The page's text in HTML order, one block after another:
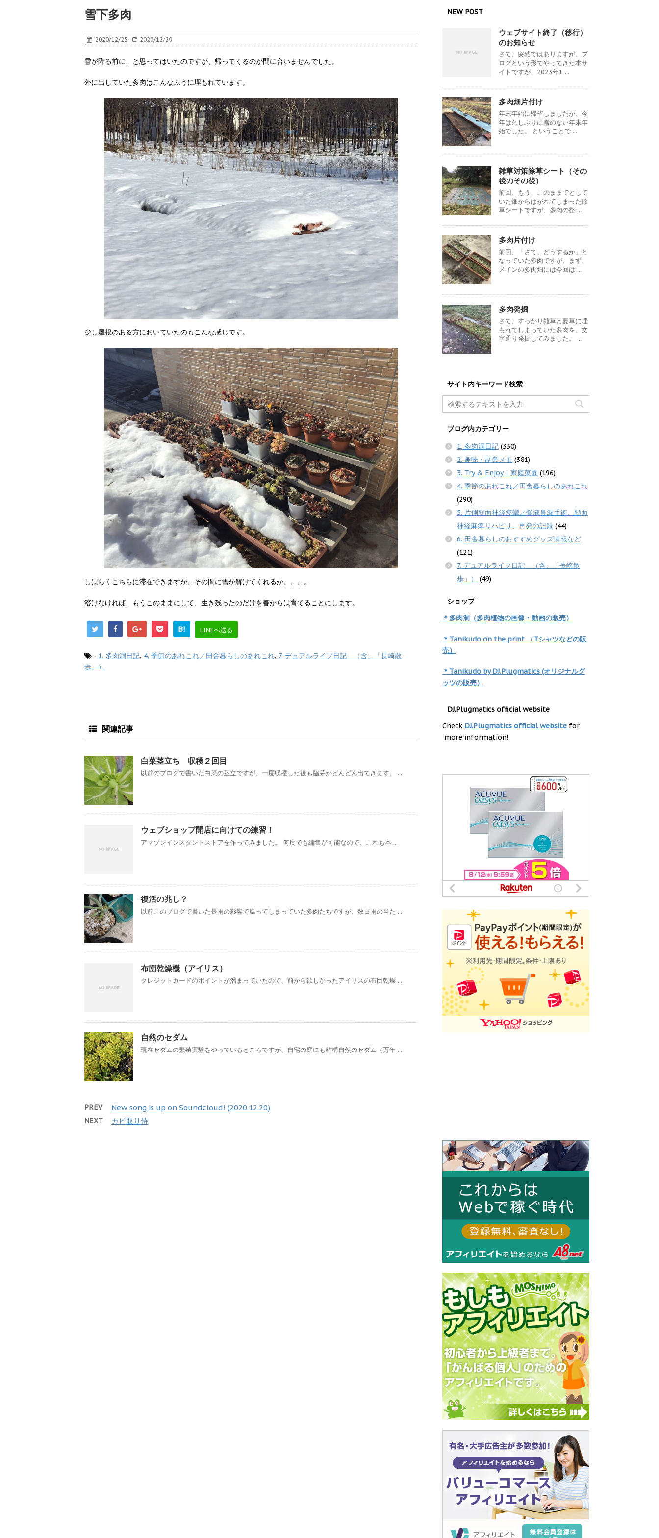
雪下多肉
2020/12/25 2020/12/29
雪が降る前に、と思ってはいたのですが、帰ってくるのが間に合いませんでした。
外に出していた多肉はこんなふうに埋もれています。
少し屋根のある方においていたのもこんな感じです。
しばらくこちらに滞在できますが、その間に雪が解けてくれるか、、、。
溶けなければ、もうこのままにして、生き残ったのだけを春からは育てることにします。
B! LINEへ送る
- 1. 多肉洞日記, 4. 季節のあれこれ／田舎暮らしのあれこれ, 7. デュアルライフ日記 （含、「長崎散
歩」）
関連記事
白菜茎立ち 収穫２回目
以前のブログで書いた白菜の茎立ですが、一度収穫した後も脇芽がどんどん出てきます。 ...
ウェブショップ開店に向けての練習！
アマゾンインスタントストアを作ってみました。 何度でも編集が可能なので、これも本 ...
復活の兆し？
以前このブログで書いた長雨の影響で腐ってしまっていた多肉たちですが、数日雨の当た ...
布団乾燥機（アイリス）
クレジットカードのポイントが溜まっていたので、前から欲しかったアイリスの布団乾燥 ...
自然のセダム
現在セダムの繁殖実験をやっているところですが、自宅の庭にも結構自然のセダム（万年 ...
PREV New song is up on Soundcloud! (2020.12.20)
NEXT カビ取り侍
NEW POST
ウェブサイト終了（移行）
のお知らせ
さて、突然ではありますが、ブ
ログという形でやってきた本サ
イトですが、2023年1 ...
多肉畑片付け
年末年始に帰省しましたが、今
年は久しぶりに雪のない年末年
始でした。 ということで ...
雑草対策除草シート（その
後のその後）
前回、もう、このままでとして
いた畑からはがれてしまった除
草シートですが、多肉の整 ...
多肉片付け
前回、「さて、どうするか」と
なっていた多肉ですが、まず、
メインの多肉畑には今回は ...
多肉発掘
さて、すっかり雑草と夏草に埋
もれてしまっていた多肉を、文
字通り発掘してみました。 ...
サイト内キーワード検索
ブログ内カテゴリー
1. 多肉洞日記 (330)
2. 趣味・副業メモ (381)
3. Try & Enjoy！家庭菜園 (196)
4. 季節のあれこれ／田舎暮らしのあれこれ
(290)
5. 片側顔面神経痙攣／髄液鼻漏手術、顔面
神経麻痺リハビリ、再発の記録 (44)
6. 田舎暮らしのおすすめグッズ情報など
(121)
7. デュアルライフ日記 （含、「長崎散
歩」）
(49)
ショップ
＊多肉洞（多肉植物の画像・動画の販売）
＊Tanikudo on the print （Tシャツなどの販
売）
＊Tanikudo by DJ.Plugmatics (オリジナルグ
ッツの販売）
DJ.Plugmatics official website
Check DJ.Plugmatics official website for
more information!